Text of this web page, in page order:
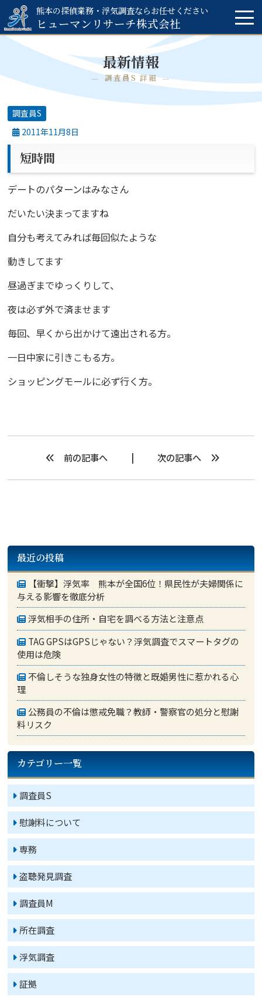
熊本の探偵業務・浮気調査ならお任せください
ヒューマンリサーチ株式会社
最新情報
調査員S 詳細
調査員S
2011年11月8日
短時間
デートのパターンはみなさん
だいたい決まってますね
自分も考えてみれば毎回似たような
動きしてます
昼過ぎまでゆっくりして、
夜は必ず外で済ませます
毎回、早くから出かけて遠出される方。
一日中家に引きこもる方。
ショッピングモールに必ず行く方。
前の記事へ 次の記事へ
最近の投稿
【衝撃】浮気率 熊本が全国6位！県民性が夫婦関係に
与える影響を徹底分析
浮気相手の住所・自宅を調べる方法と注意点
TAG GPSはGPSじゃない？浮気調査でスマートタグの
使用は危険
不倫しそうな独身女性の特徴と既婚男性に惹かれる心
理
公務員の不倫は懲戒免職？教師・警察官の処分と慰謝
料リスク
カテゴリー一覧
調査員S
慰謝料について
専務
盗聴発見調査
調査員M
所在調査
浮気調査
証拠